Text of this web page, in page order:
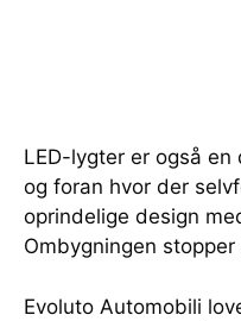
LED-lygter er også
og foran hvor der
oprindelige design
Ombygningen
Evoluto Automobili